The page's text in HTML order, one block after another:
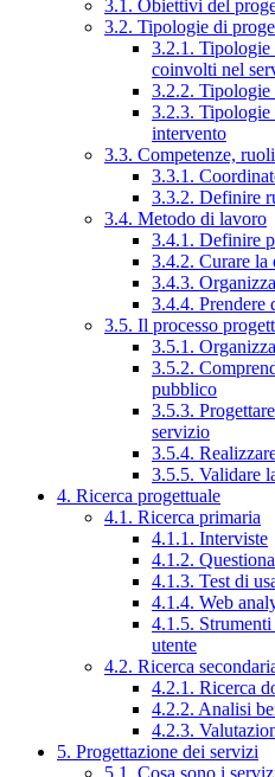
3.1. Obiettivi del
3.2. Tipologie di
3.2.1. Tipologie
coinvolti nel
3.2.2. Tipologie
3.2.3. Tipologie
intervento
3.3. Competenze,
3.3.1.
3.3.2. Definire
3.4. Metodo di lavoro
3.4.1. Definire
3.4.2. Curare la
3.4.3.
3.4.4. Prendere
3.5. Il processo
3.5.1.
3.5.2.
pubblico
3.5.3.
servizio
3.5.4.
3.5.5. Validare
4. Ricerca progettuale
4.1. Ricerca primaria
4.1.1. Interviste
4.1.2.
4.1.3. Test di
4.1.4. Web
4.1.5. Strumenti
utente
4.2. Ricerca
4.2.1. Ricerca
4.2.2. Analisi
4.2.3.
5. Progettazione dei servizi
5.1. Cosa sono i